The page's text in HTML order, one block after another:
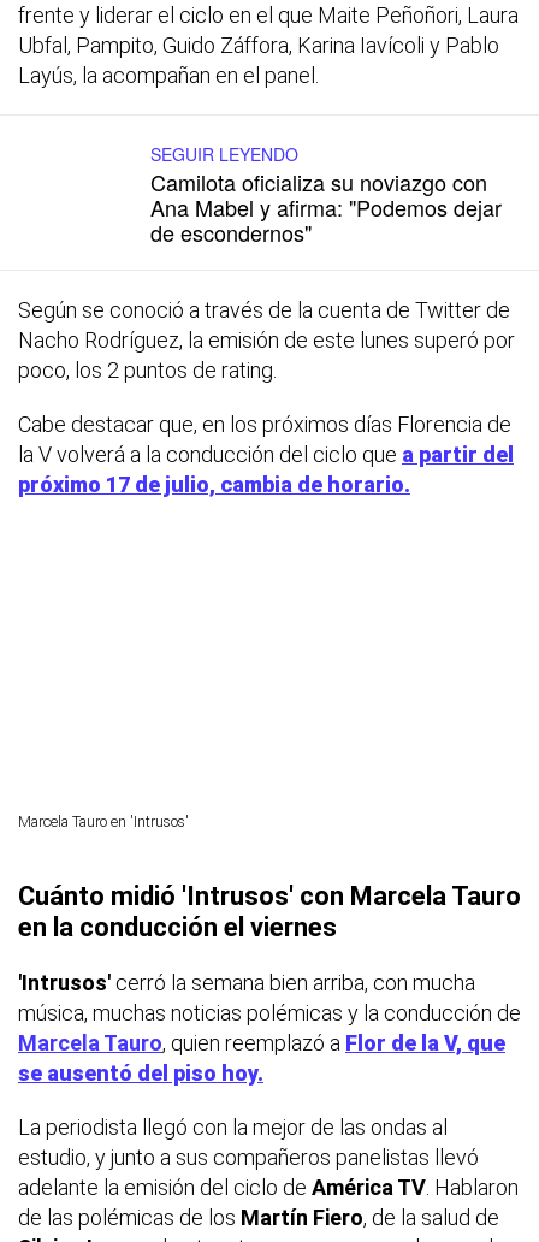
frente y liderar el ciclo en el que Maite Peñoñori, Laura
Ubfal, Pampito, Guido Záffora, Karina Iavícoli y Pablo
Layús, la acompañan en el panel.
SEGUIR LEYENDO
Camilota oficializa su noviazgo con
Ana Mabel y afirma: "Podemos dejar
de escondernos"
Según se conoció a través de la cuenta de Twitter de
Nacho Rodríguez, la emisión de este lunes superó por
poco, los 2 puntos de rating.
Cabe destacar que, en los próximos días Florencia de
la V volverá a la conducción del ciclo que a partir del
próximo 17 de julio, cambia de horario.
Marcela Tauro en 'Intrusos'
Cuánto midió 'Intrusos' con Marcela Tauro
en la conducción el viernes
'Intrusos' cerró la semana bien arriba, con mucha
música, muchas noticias polémicas y la conducción de
Marcela Tauro, quien reemplazó a Flor de la V, que
se ausentó del piso hoy.
La periodista llegó con la mejor de las ondas al
estudio, y junto a sus compañeros panelistas llevó
adelante la emisión del ciclo de América TV . Hablaron
de las polémicas de los Martín Fiero, de la salud de